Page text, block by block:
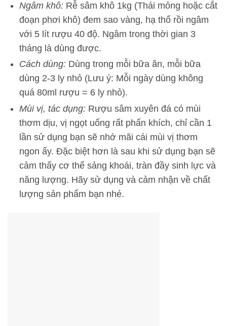
Ngâm khô:Rễ sâm khô 1kg (Thái mỏng hoặc cắt
đoạn phơi khô) đem sao vàng, hạ thổ rồi ngâm
với 5 lít rượu 40 độ. Ngâm trong thời gian 3
tháng là dùng được.
Cách dùng:Dùng trong mỗi bữa ăn, mỗi bữa
dùng 2-3 ly nhỏ (Lưu ý: Mỗi ngày dùng không
quá 80ml rượu = 6 ly nhỏ).
Mùi vị, tác dụng:Rượu sâm xuyên đá có mùi
thơm dịu, vị ngọt uống rất phấn khích, chỉ cần 1
lần sử dụng bạn sẽ nhớ mãi cái mùi vị thơm
ngon ấy. Đặc biệt hơn là sau khi sử dụng bạn sẽ
cảm thấy cơ thể sảng khoái, tràn đầy sinh lực và
năng lượng. Hãy sử dụng và cảm nhận về chất
lượng sản phẩm bạn nhé.